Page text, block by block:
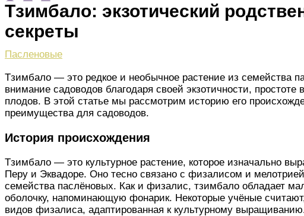
Тзимбало: экзотический
секреты
Пасленовые
Тзимбало — это редкое и необычное растение из семейства
внимание садоводов благодаря своей экзотичности,
плодов. В этой статье мы рассмотрим историю его
преимущества для садоводов.
История происхождения
Тзимбало — это культурное растение, которое изначально
Перу и Эквадоре. Оно тесно связано с физалисом и
семейства паслёновых. Как и физалис, тзимбало обладает
оболочку, напоминающую фонарик. Некоторые учёные
видов физалиса, адаптированная к культурному